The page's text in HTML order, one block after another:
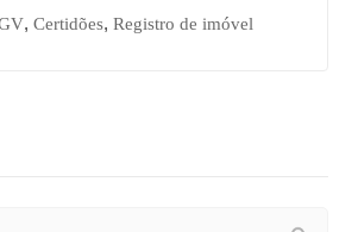
, Certidões, Registro de imóvel